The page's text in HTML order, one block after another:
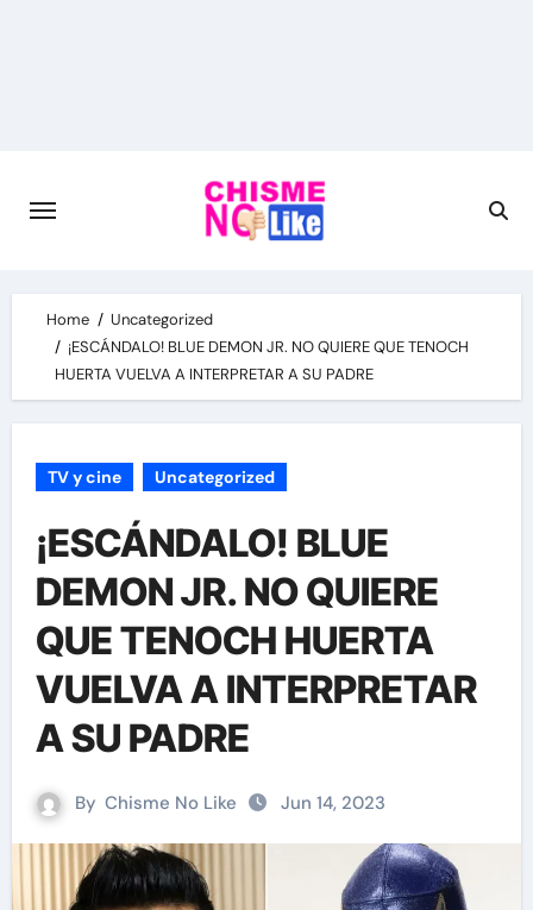
Home
Uncategorized
¡ESCÁNDALO! BLUE DEMON JR. NO QUIERE QUE TENOCH
HUERTA VUELVA A INTERPRETAR A SU PADRE
TV y cine Uncategorized
¡ESCÁNDALO! BLUE
DEMON JR. NO QUIERE
QUE TENOCH HUERTA
VUELVA A INTERPRETAR
A SU PADRE
By Chisme No Like Jun 14, 2023